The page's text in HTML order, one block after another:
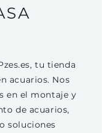
tu tienda
acuarios. Nos
en el montaje y
de acuarios,
soluciones